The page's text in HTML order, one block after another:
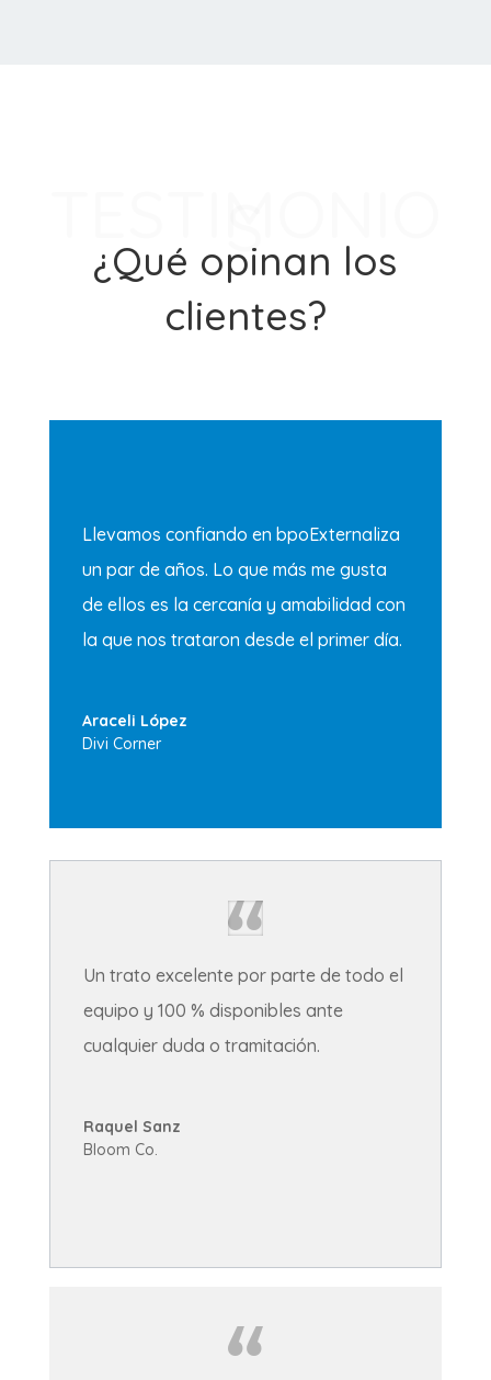
S
¿Qué opinan los
clientes?
Llevamos confiando en bpoExternaliza
un par de años. Lo que más me gusta
de ellos es la cercanía y amabilidad con
la que nos trataron desde el primer día.
Araceli López
Divi Corner
Un trato excelente por parte de todo el
equipo y 100 % disponibles ante
cualquier duda o tramitación.
Raquel Sanz
Bloom Co.